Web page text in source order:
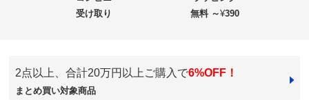
送料・送料種
別
基本配送料：¥880
※お届け先が同じであれば複数個ご購入いただいても¥880です。
神奈川県
受け取り
無料 ～¥390
2点以上、合計20万円以上ご購入で6%OFF！
まとめ買い対象商品